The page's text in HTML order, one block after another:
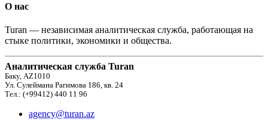
О нас
Turan — независимая аналитическая служба, работающая на
стыке политики, экономики и общества.
Аналитическая служба Turan
Баку, AZ1010
Ул. Сулеймана Рагимова 186, кв. 24
Тел.: (+99412) 440 11 96
agency@turan.az